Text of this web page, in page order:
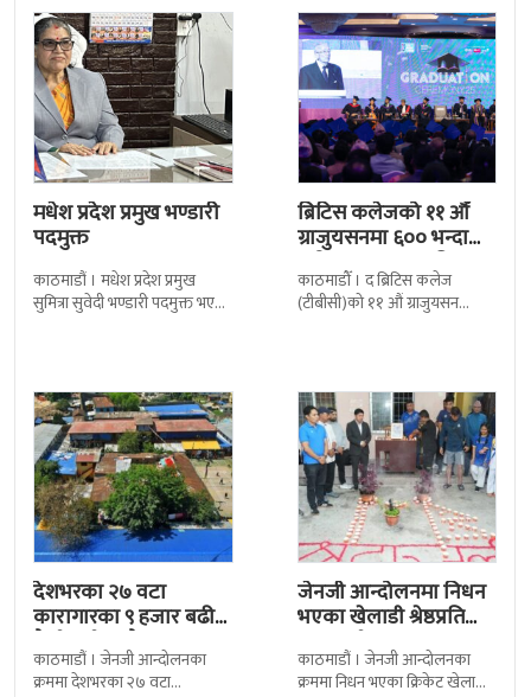
मधेश प्रदेश प्रमुख भण्डारी
पदमुक्त
काठमाडौं । मधेश प्रदेश प्रमुख
सुमित्रा सुवेदी भण्डारी पदमुक्त भएकी
ब्रिटिस कलेजको ११ औँ
ग्राजुयसनमा ६०० भन्दा
बढी ग्राजुयट सम्मानित
काठमाडौँ । द ब्रिटिस कलेज
(टीबीसी)को ११ औं ग्राजुयसन
देशभरका २७ वटा
कारागारका ९ हजार बढी
कैदीबन्दी अझै फरार
काठमाडौं । जेनजी आन्दोलनका
क्रममा देशभरका २७ वटा
जेनजी आन्दोलनमा निधन
भएका खेलाडी श्रेष्ठप्रति
श्रद्धाञ्जली
काठमाडौं । जेनजी आन्दोलनका
क्रममा निधन भएका क्रिकेट खेलाडी